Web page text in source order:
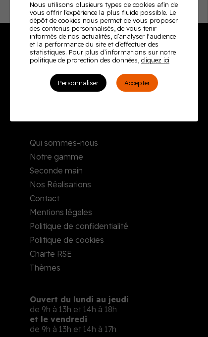
Burodoc
2, rue Richard Waddington
76160 Darnétal
Qui sommes-nous
Notre gamme
Seconde main
Nos Réalisations
Contact
Mentions légales
Politique de confidentialité
Politique de cookies
Charte RSE
Thèmes
Ouvert du lundi au jeudi
de 9h à 13h et 14h à 18h
et le vendredi
de 9h à 13h et 14h à 17h
Nous utilisons plusieurs types de cookies afin de
vous offrir l’expérience la plus fluide possible. Le
dépôt de cookies nous permet de vous proposer
des contenus personnalisés, de vous tenir
informés de nos actualités, d’analyser l'audience
et la performance du site et d’effectuer des
statistiques. Pour plus d’informations sur notre
politique de protection des données, cliquez ici
Personnaliser Accepter